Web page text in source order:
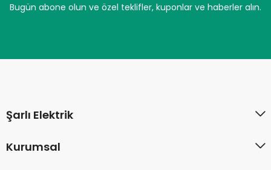
Bugün abone olun ve özel teklifler, kuponlar ve haberler alın.
Şarlı Elektrik
Kurumsal